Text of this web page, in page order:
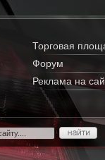
Торговая
Форум
Реклама на